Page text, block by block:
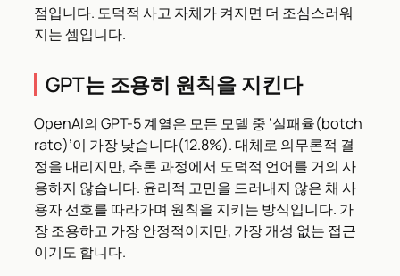
점입니다. 도덕적 사고 자체가 켜지면 더 조심스러워
지는 셈입니다.
GPT는 조용히 원칙을 지킨다
OpenAI의 GPT-5 계열은 모든 모델 중 ‘실패율(botch
rate)’이 가장 낮습니다(12.8%). 대체로 의무론적 결
정을 내리지만, 추론 과정에서 도덕적 언어를 거의 사
용하지 않습니다. 윤리적 고민을 드러내지 않은 채 사
용자 선호를 따라가며 원칙을 지키는 방식입니다. 가
장 조용하고 가장 안정적이지만, 가장 개성 없는 접근
이기도 합니다.